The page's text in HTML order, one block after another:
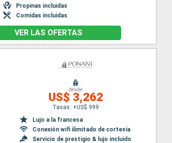
Propinas incluidas
Comidas incluidas
VER LAS OFERTAS
desde
US$ 3,262
Tasas: +US$ 999
Lujo a la francesa
Conexión wifi ilimitado de cortesía
Servicio de prestigio & lujo incluido